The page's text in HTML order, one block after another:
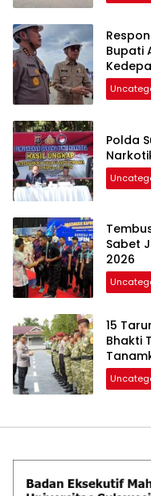
Bupati
Hukum
Polda
Sabet
2026
15
Bhakti